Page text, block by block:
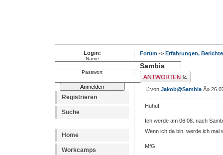
Login:
Name
Passwort
Registrieren
Suche
Home
Workcamps
Forum -> Erfahrungen,
Sambia
Antwort erstellen
von Jakob@Sambia Â»
Huhu!
Ich werde am 06.08. nach
Wenn ich da bin, werde ich mal
MfG